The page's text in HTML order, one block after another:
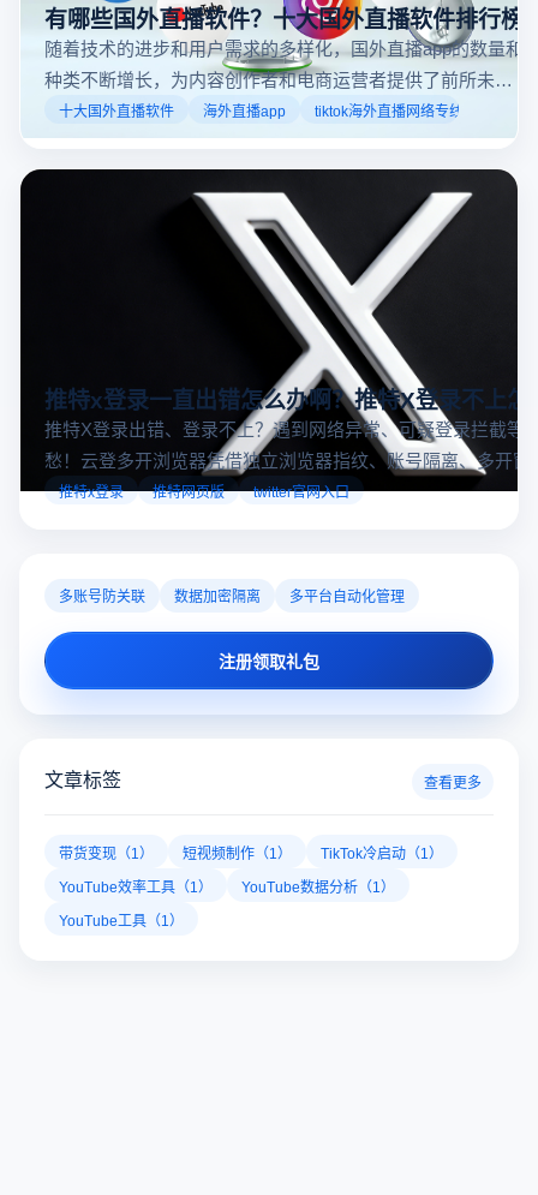
有哪些国外直播软件？十大国外直播软件排行榜
随着技术的进步和用户需求的多样化，国外直播app的数量和
种类不断增长，为内容创作者和电商运营者提供了前所未有
的机遇。如果你是一个跨境电商从业者，想要了解2025年十
大国外直播软件排行榜，那么你来对地方了！接下来跟着云
登多开浏览器一起来了解海外直播平台哪些最受欢迎。
十大国外直播软件 海外直播app tiktok海外直播网络专线
推特x登录一直出错怎么办啊？推特X登录不上怎
推特X登录出错、登录不上？遇到网络异常、可疑登录拦截等
愁！云登多开浏览器凭借独立浏览器指纹、账号隔离、多开窗
对性解决登录难题，让推特X登录更稳定安全～
推特x登录 推特网页版 twitter官网入口
多账号防关联 数据加密隔离 多平台自动化管理
注册领取礼包
文章标签 查看更多
带货变现（1） 短视频制作（1）
TikTok冷启动（1）
YouTube效率工具（1）
YouTube数据分析（1）
YouTube工具（1）